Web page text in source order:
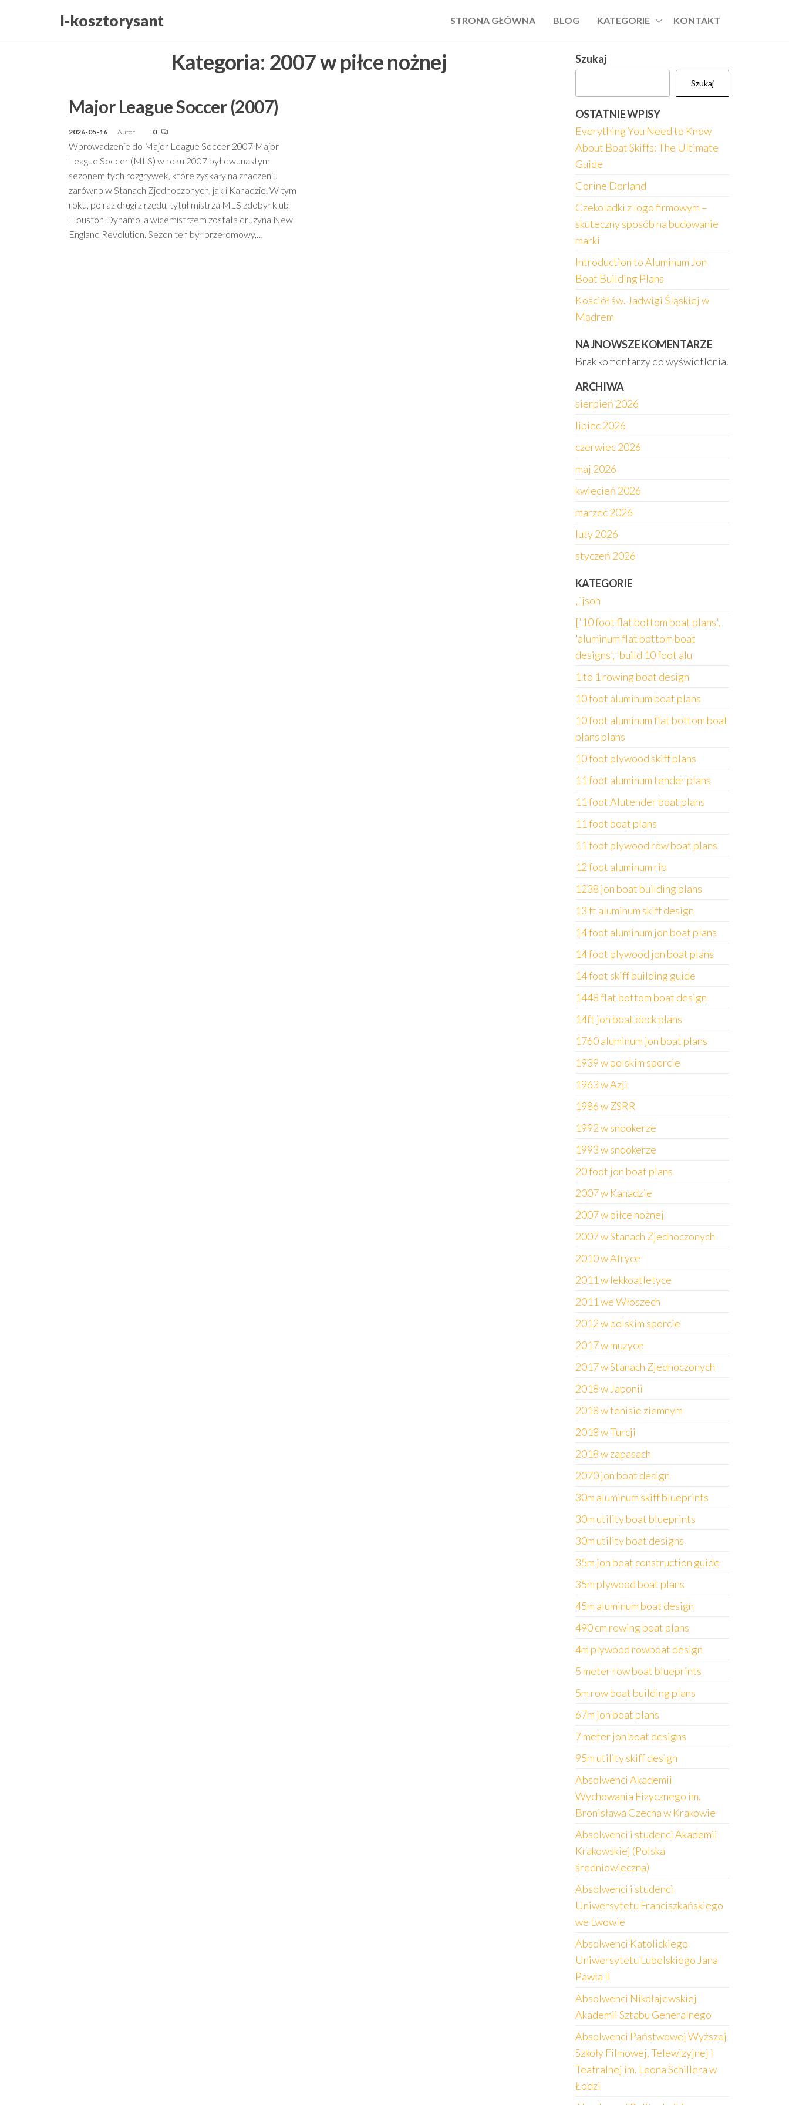
I-kosztorysant STRONA GŁÓWNA BLOG KATEGORIE KONTAKT
Kategoria: 2007 w piłce nożnej
Major League Soccer (2007)
2026-05-16 Autor 0
Wprowadzenie do Major League Soccer 2007 Major
League Soccer (MLS) w roku 2007 był dwunastym
sezonem tych rozgrywek, które zyskały na znaczeniu
zarówno w Stanach Zjednoczonych, jak i Kanadzie. W tym
roku, po raz drugi z rzędu, tytuł mistrza MLS zdobył klub
Houston Dynamo, a wicemistrzem została drużyna New
England Revolution. Sezon ten był przełomowy,…
Szukaj
Szukaj
OSTATNIE WPISY
Everything You Need to Know
About Boat Skiffs: The Ultimate
Guide
Corine Dorland
Czekoladki z logo firmowym –
skuteczny sposób na budowanie
marki
Introduction to Aluminum Jon
Boat Building Plans
Kościół św. Jadwigi Śląskiej w
Mądrem
NAJNOWSZE KOMENTARZE
Brak komentarzy do wyświetlenia.
ARCHIWA
sierpień 2026
lipiec 2026
czerwiec 2026
maj 2026
kwiecień 2026
marzec 2026
luty 2026
styczeń 2026
KATEGORIE
„`json
['10 foot flat bottom boat plans',
'aluminum flat bottom boat
designs', 'build 10 foot alu
1 to 1 rowing boat design
10 foot aluminum boat plans
10 foot aluminum flat bottom boat
plans plans
10 foot plywood skiff plans
11 foot aluminum tender plans
11 foot Alutender boat plans
11 foot boat plans
11 foot plywood row boat plans
12 foot aluminum rib
1238 jon boat building plans
13 ft aluminum skiff design
14 foot aluminum jon boat plans
14 foot plywood jon boat plans
14 foot skiff building guide
1448 flat bottom boat design
14ft jon boat deck plans
1760 aluminum jon boat plans
1939 w polskim sporcie
1963 w Azji
1986 w ZSRR
1992 w snookerze
1993 w snookerze
20 foot jon boat plans
2007 w Kanadzie
2007 w piłce nożnej
2007 w Stanach Zjednoczonych
2010 w Afryce
2011 w lekkoatletyce
2011 we Włoszech
2012 w polskim sporcie
2017 w muzyce
2017 w Stanach Zjednoczonych
2018 w Japonii
2018 w tenisie ziemnym
2018 w Turcji
2018 w zapasach
2070 jon boat design
30m aluminum skiff blueprints
30m utility boat blueprints
30m utility boat designs
35m jon boat construction guide
35m plywood boat plans
45m aluminum boat design
490 cm rowing boat plans
4m plywood rowboat design
5 meter row boat blueprints
5m row boat building plans
67m jon boat plans
7 meter jon boat designs
95m utility skiff design
Absolwenci Akademii
Wychowania Fizycznego im.
Bronisława Czecha w Krakowie
Absolwenci i studenci Akademii
Krakowskiej (Polska
średniowieczna)
Absolwenci i studenci
Uniwersytetu Franciszkańskiego
we Lwowie
Absolwenci Katolickiego
Uniwersytetu Lubelskiego Jana
Pawła II
Absolwenci Nikołajewskiej
Akademii Sztabu Generalnego
Absolwenci Państwowej Wyższej
Szkoły Filmowej, Telewizyjnej i
Teatralnej im. Leona Schillera w
Łodzi